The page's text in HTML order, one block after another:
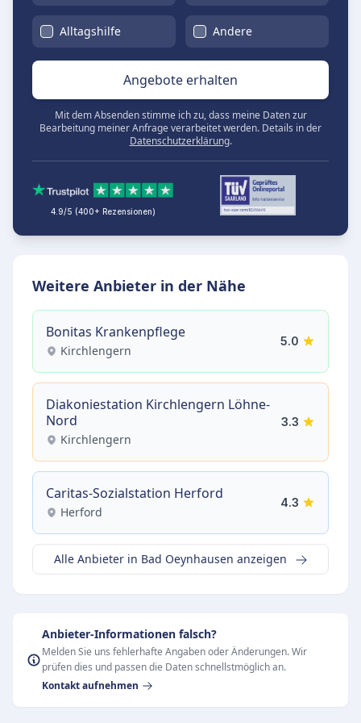
Alltagshilfe Andere
Angebote erhalten
Mit dem Absenden stimme ich zu, dass meine Daten zur
Bearbeitung meiner Anfrage verarbeitet werden. Details in der
Datenschutzerklärung.
4.9/5 (400+ Rezensionen)
Weitere Anbieter in der Nähe
Bonitas Krankenpflege
Kirchlengern
5.0
Diakoniestation Kirchlengern Löhne-
Nord
Kirchlengern
3.3
Caritas-Sozialstation Herford
Herford
4.3
Alle Anbieter in Bad Oeynhausen anzeigen
Anbieter-Informationen falsch?
Melden Sie uns fehlerhafte Angaben oder Änderungen. Wir
prüfen dies und passen die Daten schnellstmöglich an.
Kontakt aufnehmen